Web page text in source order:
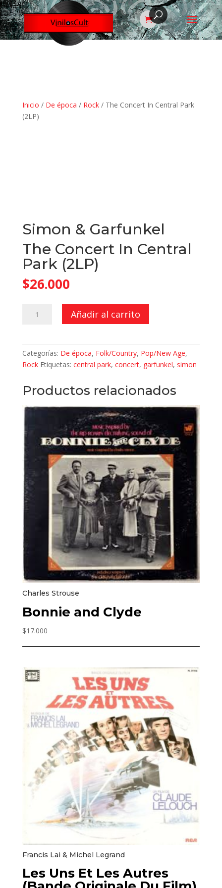
Inicio / De época / Rock/ The Concert In Central Park
(2LP)
Simon & Garfunkel
The Concert In Central
Park (2LP)
$26.000
Concert
Central
Park
(2LP)
Añadir al carrito
Categorías: De época, Folk/Country, Pop/New Age,
Rock Etiquetas: central park, concert, garfunkel, simon
Productos relacionados
Charles Strouse
Bonnie and Clyde
$17.000
Francis Lai & Michel Legrand ‎
Les Uns Et Les Autres